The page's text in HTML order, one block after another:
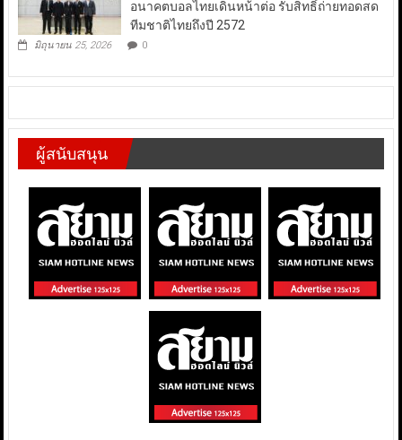
อนาคตบอลไทยเดินหน้าต่อ รับสิทธิ์ถ่ายทอดสด
ทีมชาติไทยถึงปี 2572
มิถุนายน 25, 2026 0
ผู้สนับสนุน